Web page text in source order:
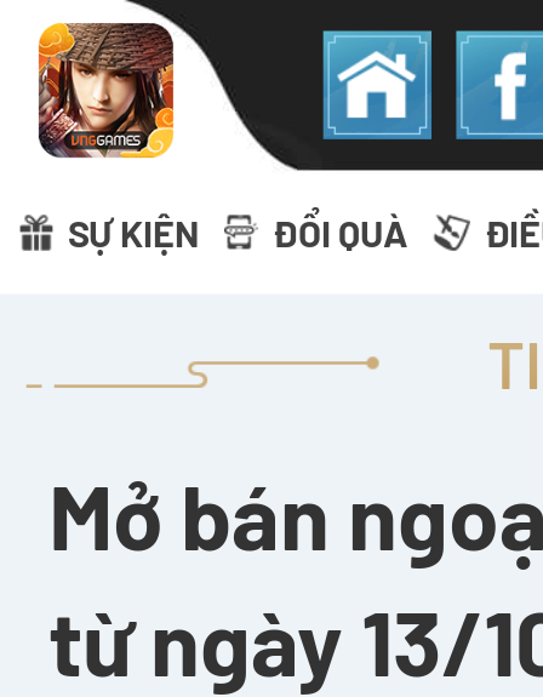
Mở bán
từ ngày 13/
SỰ KIỆN ĐỔI QUÀ